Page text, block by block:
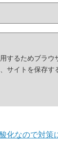
するためブラウ
サイトを保存す
化なので対策